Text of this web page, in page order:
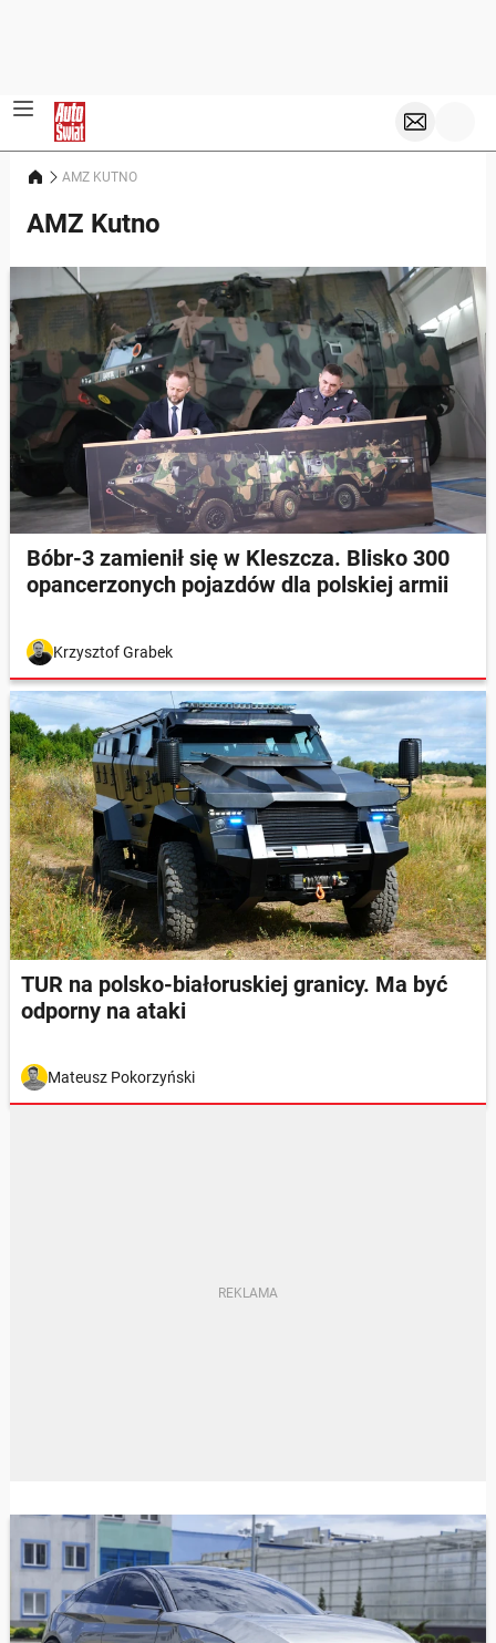
AMZ KUTNO
AMZ Kutno
Bóbr-3 zamienił się w Kleszcza. Blisko 300
opancerzonych pojazdów dla polskiej armii
Krzysztof Grabek
TUR na polsko-białoruskiej granicy. Ma być
odporny na ataki
Mateusz Pokorzyński